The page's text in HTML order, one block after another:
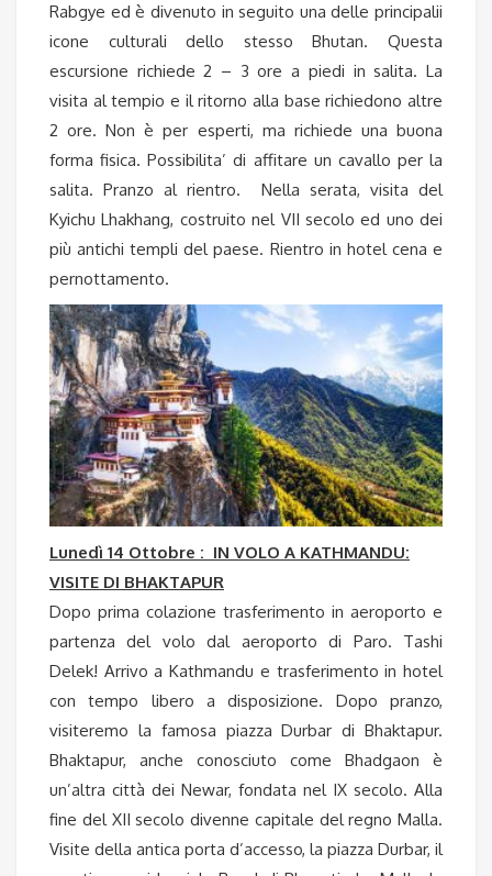
Rabgye ed è divenuto in seguito una delle principalii
icone culturali dello stesso Bhutan. Questa
escursione richiede 2 – 3 ore a piedi in salita. La
visita al tempio e il ritorno alla base richiedono altre
2 ore. Non è per esperti, ma richiede una buona
forma fisica. Possibilita’ di affitare un cavallo per la
salita. Pranzo al rientro. Nella serata, visita del
Kyichu Lhakhang, costruito nel VII secolo ed uno dei
più antichi templi del paese. Rientro in hotel cena e
pernottamento.
Lunedì 14 Ottobre : IN VOLO A KATHMANDU:
VISITE DI BHAKTAPUR
Dopo prima colazione trasferimento in aeroporto e
partenza del volo dal aeroporto di Paro. Tashi
Delek! Arrivo a Kathmandu e trasferimento in hotel
con tempo libero a disposizione. Dopo pranzo,
visiteremo la famosa piazza Durbar di Bhaktapur.
Bhaktapur, anche conosciuto come Bhadgaon è
un’altra città dei Newar, fondata nel IX secolo. Alla
fine del XII secolo divenne capitale del regno Malla.
Visite della antica porta d’accesso, la piazza Durbar, il